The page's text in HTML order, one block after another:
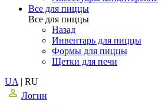
Все для пиццы
Все для пиццы
Назад
Инвентарь для пиццы
Формы для пиццы
Щетки для печи
UA | RU
Логин